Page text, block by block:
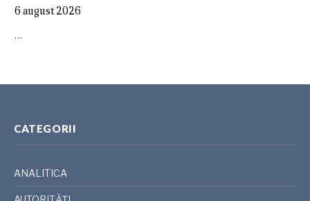
6 august 2026
…
CATEGORII
ANALITICA